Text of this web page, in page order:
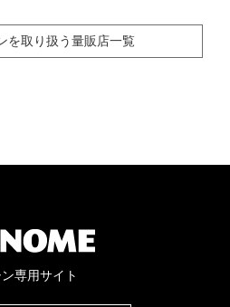
を取り扱う量販店一覧
ン専用サイト